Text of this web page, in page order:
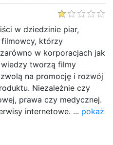
w dziedzinie piar,
filmowcy, którzy
w korporacjach jak
tworzą filmy
na promocję i rozwój
Niezależnie czy
prawa czy medycznej.
internetowe. ... pokaż